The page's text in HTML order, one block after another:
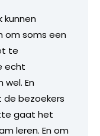
kunnen
om soms een
te
echt
wel. En
de bezoekers
gaat het
leren. En om